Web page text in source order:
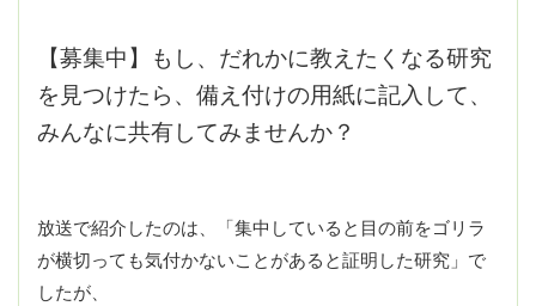
【募集中】もし、だれかに教えたくなる研究
を見つけたら、備え付けの用紙に記入して、
みんなに共有してみませんか？
放送で紹介したのは、「集中していると目の前をゴリラ
が横切っても気付かないことがあると証明した研究」で
したが、